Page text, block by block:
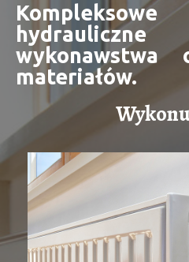
wykonawstwa
materiałów.